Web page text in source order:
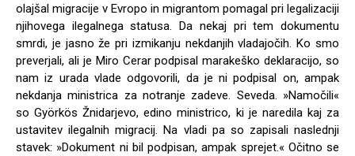
olajšal migracije v Evropo in migrantom pomagal pri legalizaciji
njihovega ilegalnega statusa. Da nekaj pri tem dokumentu
smrdi, je jasno že pri izmikanju nekdanjih vladajočih. Ko smo
preverjali, ali je Miro Cerar podpisal marakeško deklaracijo, so
nam iz urada vlade odgovorili, da je ni podpisal on, ampak
nekdanja ministrica za notranje zadeve. Seveda. »Namočili«
so Györkös Žnidarjevo, edino ministrico, ki je naredila kaj za
ustavitev ilegalnih migracij. Na vladi pa so zapisali naslednji
stavek: »Dokument ni bil podpisan, ampak sprejet.« Očitno se